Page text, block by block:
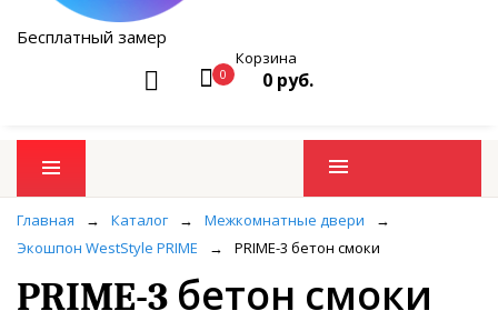
Бесплатный замер
0
Корзина
0 руб.
Промо товары
Главная → Каталог → Межкомнатные двери
→
Экошпон WestStyle PRIME
→ PRIME-3 бетон смоки
PRIME-3 бетон смоки